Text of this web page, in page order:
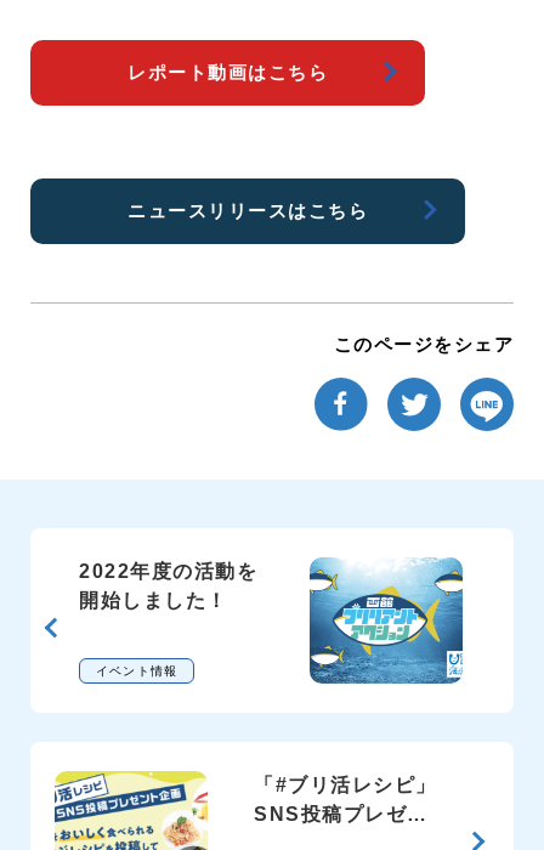
レポート動画はこちら
ニュースリリースはこちら
このページをシェア
2022年度の活動を
開始しました！
イベント情報
「#ブリ活レシピ」
SNS投稿プレゼン